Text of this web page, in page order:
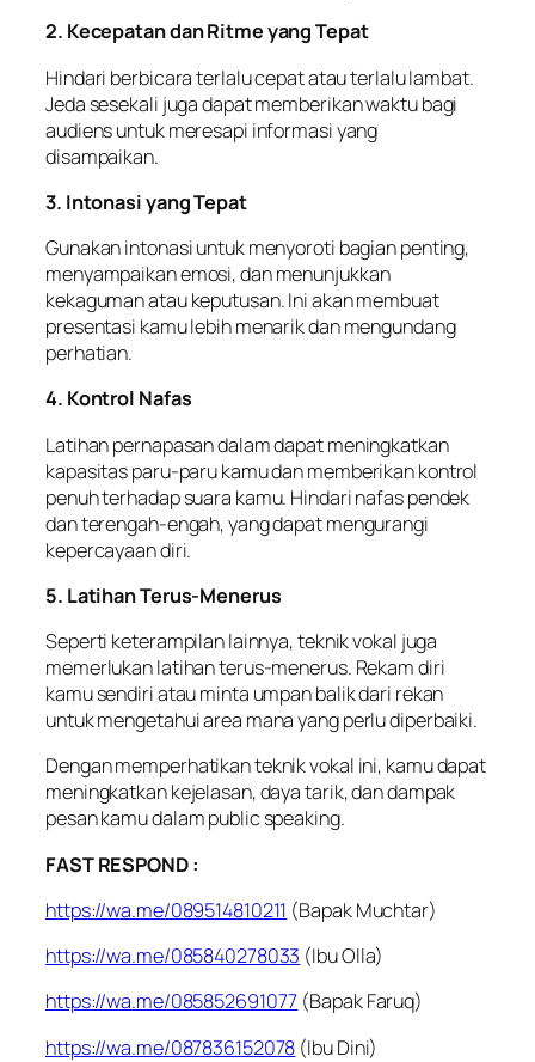
2. Kecepatan dan Ritme yang Tepat
Hindari berbicara terlalu cepat atau terlalu lambat.
Jeda sesekali juga dapat memberikan waktu bagi
audiens untuk meresapi informasi yang
disampaikan.
3. Intonasi yang Tepat
Gunakan intonasi untuk menyoroti bagian penting,
menyampaikan emosi, dan menunjukkan
kekaguman atau keputusan. Ini akan membuat
presentasi kamu lebih menarik dan mengundang
perhatian.
4. Kontrol Nafas
Latihan pernapasan dalam dapat meningkatkan
kapasitas paru-paru kamu dan memberikan kontrol
penuh terhadap suara kamu. Hindari nafas pendek
dan terengah-engah, yang dapat mengurangi
kepercayaan diri.
5. Latihan Terus-Menerus
Seperti keterampilan lainnya, teknik vokal juga
memerlukan latihan terus-menerus. Rekam diri
kamu sendiri atau minta umpan balik dari rekan
untuk mengetahui area mana yang perlu diperbaiki.
Dengan memperhatikan teknik vokal ini, kamu dapat
meningkatkan kejelasan, daya tarik, dan dampak
pesan kamu dalam public speaking.
FAST RESPOND :
https://wa.me/089514810211 (Bapak Muchtar)
https://wa.me/085840278033 (Ibu Olla)
https://wa.me/085852691077 (Bapak Faruq)
https://wa.me/087836152078 (Ibu Dini)